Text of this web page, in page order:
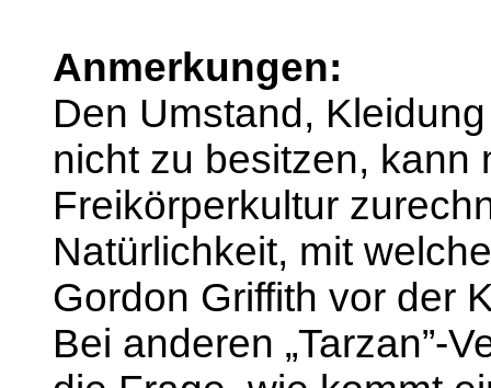
Anmerkungen:
Den Umstand,
nicht zu besitzen, kann
Freikörperkultur
Natürlichkeit, mit
Gordon Griffith vor der
Bei anderen „Tarzan”-